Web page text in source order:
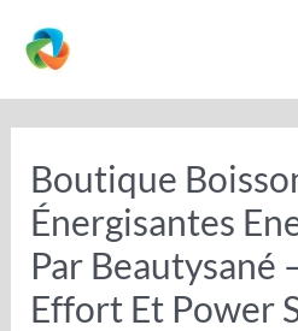
contenu
Boutique
Énergisantes
Par Beautysané
Effort Et Power